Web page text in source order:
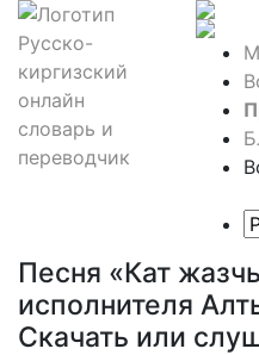
Песня «Кат
исполнителя
Скачать или